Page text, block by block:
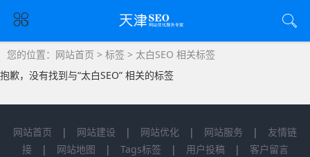
您的位置： 网站首页 > 标签 > 太白SEO 相关标签
抱歉，没有找到与“太白SEO” 相关的标签
网站首页 | 网站建设 | 网站优化 | 网站服务 | 友情链
接| 网站地图 | Tags标签 | 用户投稿| 客户留言